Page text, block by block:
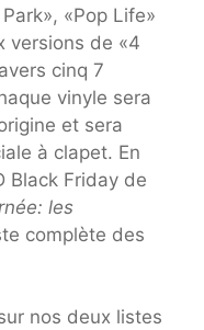
«Pop Life»
versions de «4
cinq 7
vinyle sera
et sera
à clapet. En
Black Friday de
les
complète des
nos deux listes